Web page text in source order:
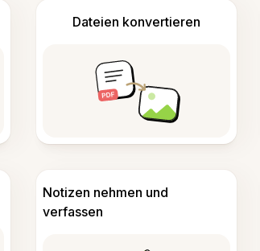
Dateien konvertieren
Notizen nehmen und
verfassen